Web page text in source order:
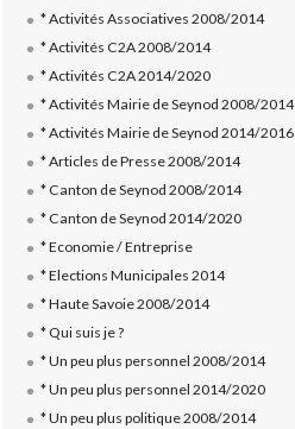
* Activités Associatives 2008/2014
* Activités C2A 2008/2014
* Activités C2A 2014/2020
* Activités Mairie de Seynod 2008/2014
* Activités Mairie de Seynod 2014/2016
* Articles de Presse 2008/2014
* Canton de Seynod 2008/2014
* Canton de Seynod 2014/2020
* Economie / Entreprise
* Elections Municipales 2014
* Haute Savoie 2008/2014
* Qui suis je ?
* Un peu plus personnel 2008/2014
* Un peu plus personnel 2014/2020
* Un peu plus politique 2008/2014